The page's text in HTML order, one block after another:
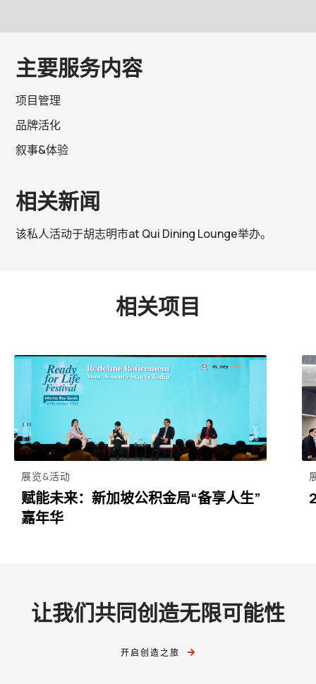
主要服务内容
项目管理
品牌活化
叙事&体验
相关新闻
该私人活动于胡志明市at Qui Dining Lounge举办。
相关项目
展览&活动
赋能未来：新加坡公积金局“备享人生”
嘉年华
让我们共同创造无限可能性
开启创造之旅